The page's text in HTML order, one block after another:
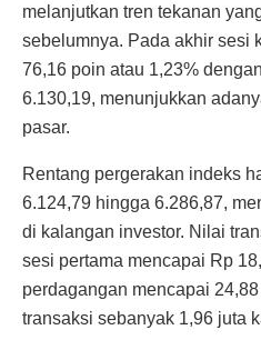
melanjutkan tren tekanan
sebelumnya. Pada akhir sesi
76,16 poin atau 1,23%
6.130,19, menunjukkan
pasar.
Rentang pergerakan indeks
6.124,79 hingga 6.286,87,
di kalangan investor. Nilai
sesi pertama mencapai Rp
perdagangan mencapai
transaksi sebanyak 1,96 juta